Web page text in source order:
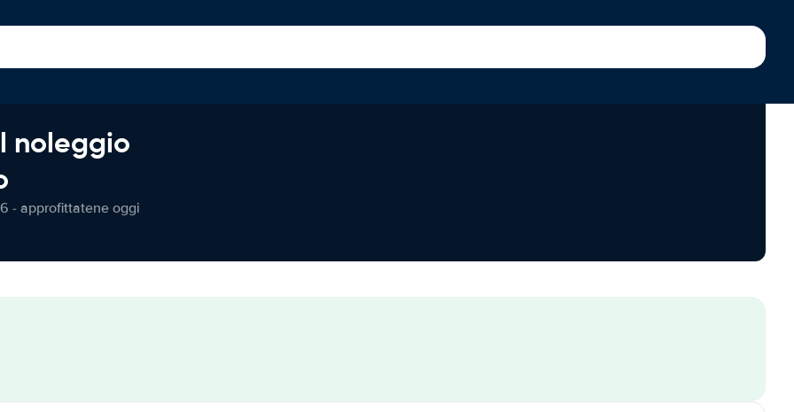
noleggio
- approfittatene oggi